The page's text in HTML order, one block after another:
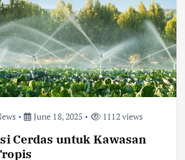
June 18, 2025 1112 views
Cerdas untuk Kawasan